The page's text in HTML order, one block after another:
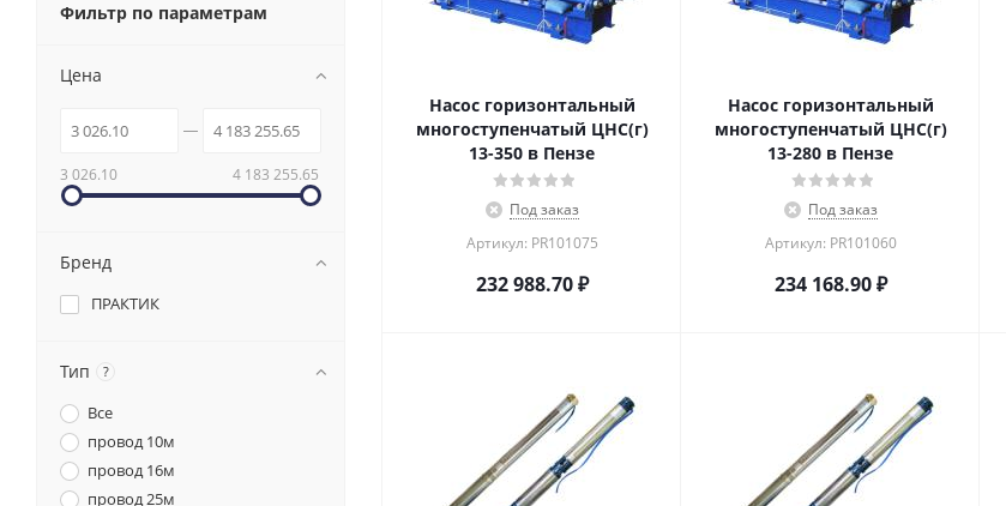
Насос горизонтальный
многоступенчатый ЦНС(г)
13-350 в Пензе
Под заказ
Артикул: PR101075
232 988.70₽
Насос горизонтальный
многоступенчатый ЦНС(г)
13-280 в Пензе
Под заказ
Артикул: PR101060
234 168.90₽
Фильтр по параметрам
Цена
3 026.10 4 183 255.65
Бренд
ПРАКТИК
Тип ?
Все
провод 10м
провод 16м
провод 25м